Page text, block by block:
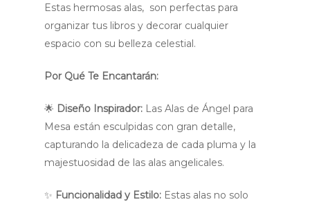
Estas hermosas alas, son perfectas para
organizar tus libros y decorar cualquier
espacio con su belleza celestial.
Por Qué Te Encantarán:
🌟 Diseño Inspirador: Las Alas de Ángel para
Mesa están esculpidas con gran detalle,
capturando la delicadeza de cada pluma y la
majestuosidad de las alas angelicales.
✨ Funcionalidad y Estilo: Estas alas no solo